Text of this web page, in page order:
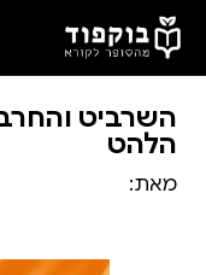
דלג לתוכן הראשי
הלהט
מאת: